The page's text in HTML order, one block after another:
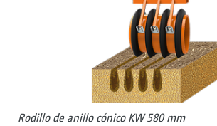
Rodillo de anillo cónico KW 580 mm